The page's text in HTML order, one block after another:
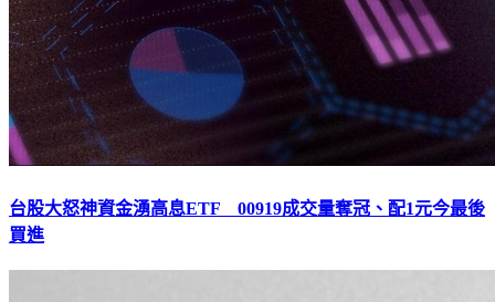
台股大怒神資金湧高息ETF 00919成交量奪冠、配1元今最後
買進